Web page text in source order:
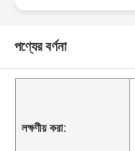
পণ্যের বর্ণনা
লক্ষণীয় করা: